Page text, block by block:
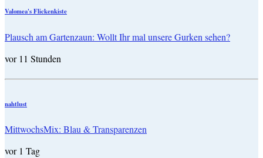
Valomea's Flickenkiste
Plausch am Gartenzaun: Wollt Ihr mal unsere Gurken sehen?
vor 11 Stunden
nahtlust
MittwochsMix: Blau & Transparenzen
vor 1 Tag